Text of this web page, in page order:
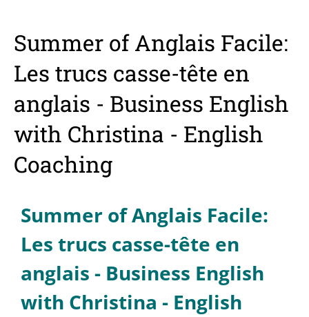
Summer of Anglais Facile:
Les trucs casse-tête en
anglais - Business English
with Christina - English
Coaching
Summer of Anglais Facile:
Les trucs casse-tête en
anglais - Business English
with Christina - English